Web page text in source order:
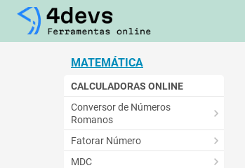
MATEMÁTICA
CALCULADORAS ONLINE
Conversor de Números
Romanos
Fatorar Número
MDC